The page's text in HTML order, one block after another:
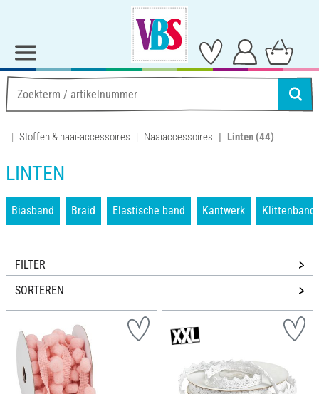
Stoffen & naai-accessoires Naaiaccessoires Linten (44)
LINTEN
Biasband Braid Elastische band Kantwerk Klittenband
FILTER
SORTEREN